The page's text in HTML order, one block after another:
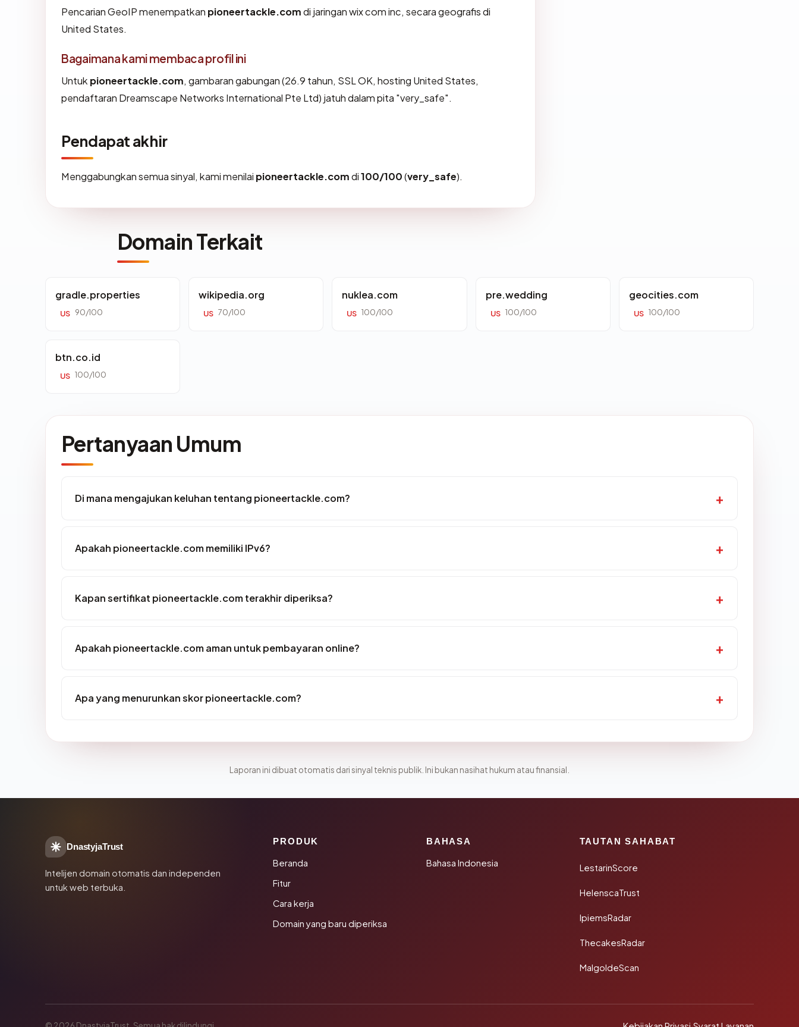
Pencarian GeoIP menempatkan pioneertackle.comdi jaringan wix com inc, secara geografis di
United States.
Bagaimana kami membaca profil ini
Untuk pioneertackle.com, gambaran gabungan (26.9 tahun, SSL OK, hosting United States,
pendaftaran Dreamscape Networks International Pte Ltd) jatuh dalam pita "very_safe".
Pendapat akhir
Menggabungkan semua sinyal, kami menilai pioneertackle.comdi100/100(very_safe).
Domain Terkait
gradle.properties
US 90/100
wikipedia.org
US 70/100
nuklea.com
US 100/100
pre.wedding
US 100/100
geocities.com
US 100/100
btn.co.id
US 100/100
Pertanyaan Umum
Di mana mengajukan keluhan tentang pioneertackle.com?
Apakah pioneertackle.com memiliki IPv6?
Kapan sertifikat pioneertackle.com terakhir diperiksa?
Apakah pioneertackle.com aman untuk pembayaran online?
Apa yang menurunkan skor pioneertackle.com?
Laporan ini dibuat otomatis dari sinyal teknis publik. Ini bukan nasihat hukum atau finansial.
DnastyjaTrust
Intelijen domain otomatis dan independen
untuk web terbuka.
PRODUK
Beranda
Fitur
Cara kerja
Domain yang baru diperiksa
BAHASA
Bahasa Indonesia
TAUTAN SAHABAT
LestarinScore
HelenscaTrust
IpiemsRadar
ThecakesRadar
MalgoldeScan